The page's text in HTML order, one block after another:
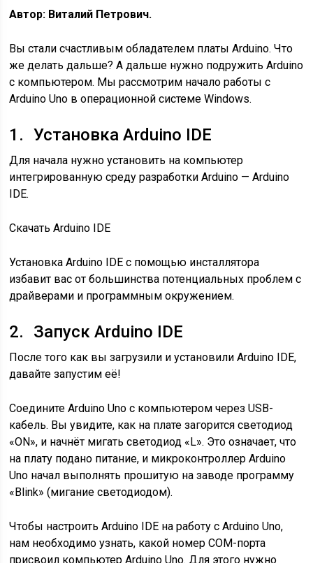
Автор: Виталий Петрович.
Вы стали счастливым обладателем платы Arduino. Что
же делать дальше? А дальше нужно подружить Arduino
с компьютером. Мы рассмотрим начало работы с
Arduino Uno в операционной системе Windows.
1. Установка Arduino IDE
Для начала нужно установить на компьютер
интегрированную среду разработки Arduino — Arduino
IDE.
Скачать Arduino IDE
Установка Arduino IDE с помощью инсталлятора
избавит вас от большинства потенциальных проблем с
драйверами и программным окружением.
2. Запуск Arduino IDE
После того как вы загрузили и установили Arduino IDE,
давайте запустим её!
Соедините Arduino Uno с компьютером через USB-
кабель. Вы увидите, как на плате загорится светодиод
«ON», и начнёт мигать светодиод «L». Это означает, что
на плату подано питание, и микроконтроллер Arduino
Uno начал выполнять прошитую на заводе программу
«Blink» (мигание светодиодом).
Чтобы настроить Arduino IDE на работу с Arduino Uno,
нам необходимо узнать, какой номер COM-порта
присвоил компьютер Arduino Uno. Для этого нужно